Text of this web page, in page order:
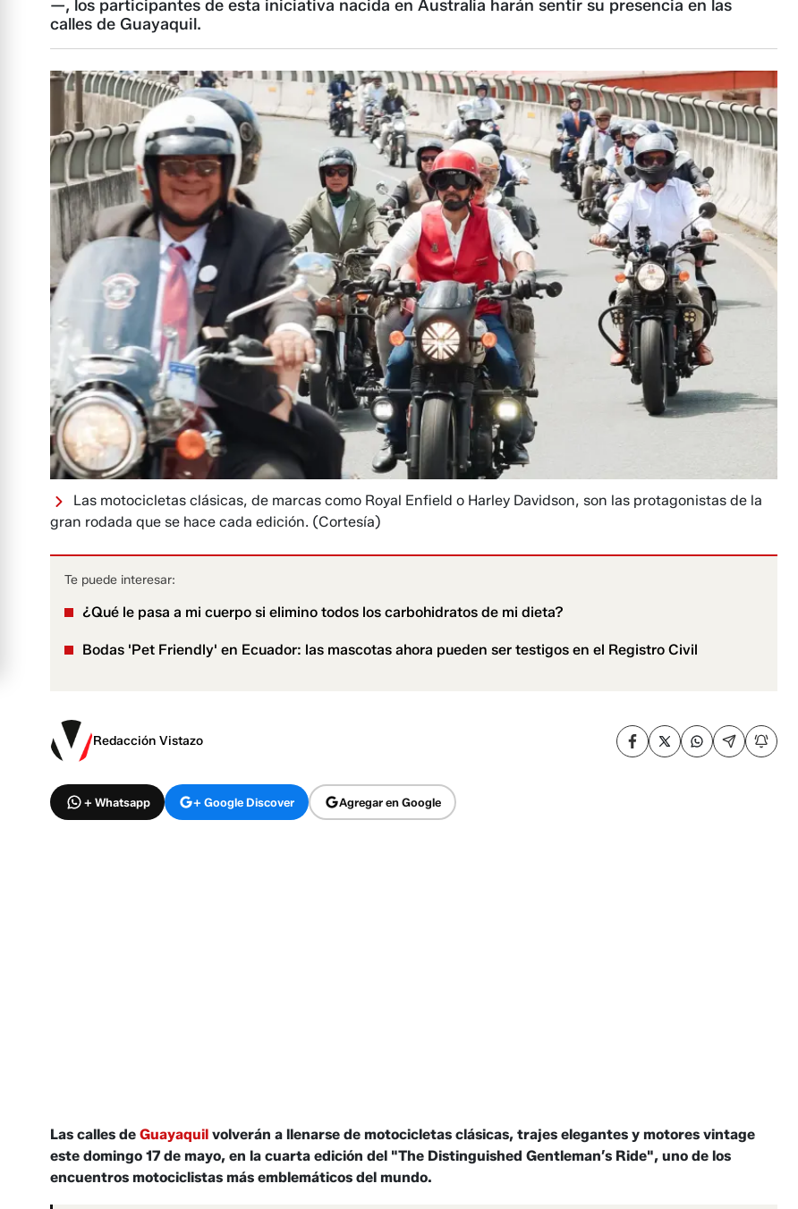
—, los participantes de esta iniciativa nacida en Australia harán sentir su presencia en las
calles de Guayaquil.
Las motocicletas clásicas, de marcas como Royal Enfield o Harley Davidson, son las protagonistas de la
gran rodada que se hace cada edición. (Cortesía)
Te puede interesar:
¿Qué le pasa a mi cuerpo si elimino todos los carbohidratos de mi dieta?
Bodas 'Pet Friendly' en Ecuador: las mascotas ahora pueden ser testigos en el Registro Civil
Redacción Vistazo
+ Whatsapp + Google Discover Agregar en Google
Las calles de Guayaquil volverán a llenarse de motocicletas clásicas, trajes elegantes y motores vintage
este domingo 17 de mayo, en la cuarta edición del "The Distinguished Gentleman’s Ride", uno de los
encuentros motociclistas más emblemáticos del mundo.